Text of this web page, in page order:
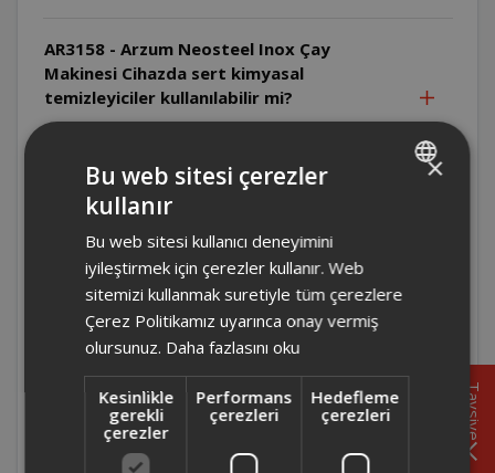
AR3158 - Arzum Neosteel Inox Çay
Makinesi Cihazda sert kimyasal
temizleyiciler kullanılabilir mi?
Makinesi Su ısıtıcısı nasıl temizlenmelidir?
AR3158 - Arzum Neosteel Inox Çay
Makinesi Cihazın hangi parçaları elde
yıkanabilir?
AR3158 - Arzum Neosteel Inox Çay
Makinesi Cihaz hangi ortamlarda
kullanılmamalıdır?
AR3158 - Arzum Neosteel Inox Çay
Tavsiye
×
Bu web sitesi çerezler
kullanır
Bu web sitesi kullanıcı deneyimini
iyileştirmek için çerezler kullanır. Web
sitemizi kullanmak suretiyle tüm çerezlere
Çerez Politikamız uyarınca onay vermiş
olursunuz. Daha fazlasını oku
Kesinlikle
gerekli
çerezler
Performans
çerezleri
Hedefleme
çerezleri